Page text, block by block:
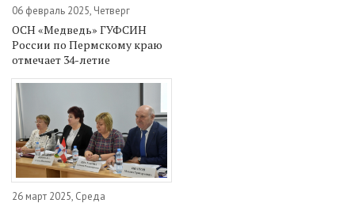
06 февраль 2025, Четверг
ОСН «Медведь» ГУФСИН
России по Пермскому краю
отмечает 34-летие
26 март 2025, Среда